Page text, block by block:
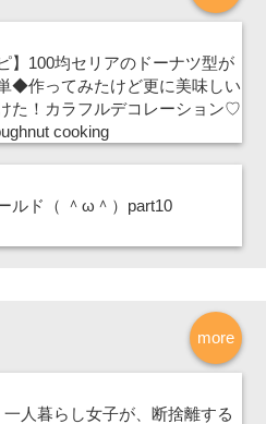
】100均セリアのドーナツ型が
◆作ってみたけど更に美味しい
た！カラフルデコレーション♡
cooking
ルド（ ＾ω＾）part10
more
人暮らし女子が、断捨離する